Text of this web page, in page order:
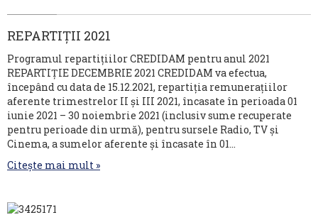
REPARTIȚII 2021
Programul repartițiilor CREDIDAM pentru anul 2021
REPARTIȚIE DECEMBRIE 2021 CREDIDAM va efectua,
începând cu data de 15.12.2021, repartiția remunerațiilor
aferente trimestrelor II și III 2021, încasate în perioada 01
iunie 2021 – 30 noiembrie 2021 (inclusiv sume recuperate
pentru perioade din urmă), pentru sursele Radio, TV și
Cinema, a sumelor aferente și încasate în 01…
Citește mai mult »